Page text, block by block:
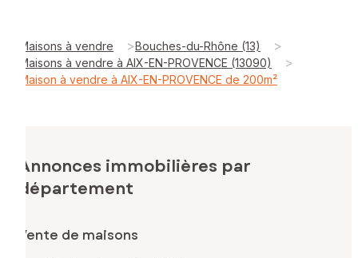
Maisons à vendre >Bouches-du-Rhône (13) >
Maisons à vendre à AIX-EN-PROVENCE (13090) >
Maison à vendre à AIX-EN-PROVENCE de 200m²
Annonces immobilières par
département
Vente de maisons